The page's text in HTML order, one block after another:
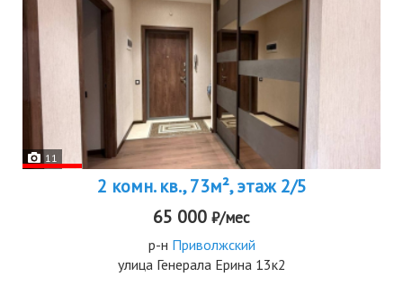
11
2 комн. кв., 73м², этаж 2/5
65 000 ₽/мес
р-н Приволжский
улица Генерала Ерина 13к2